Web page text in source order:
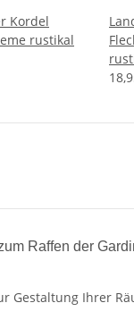
Kordel
rustikal
Raffen der
Gestaltung Ihrer